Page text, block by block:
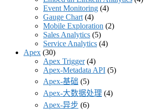
Event Monitoring (4)
Gauge Chart (4)
Mobile Exploration (2)
Sales Analytics (5)
Service Analytics (4)
Apex (30)
Apex Trigger(4)
Apex-Metadata API (5)
Apex-基础 (5)
Apex-大数据处理 (4)
Apex-异步 (6)